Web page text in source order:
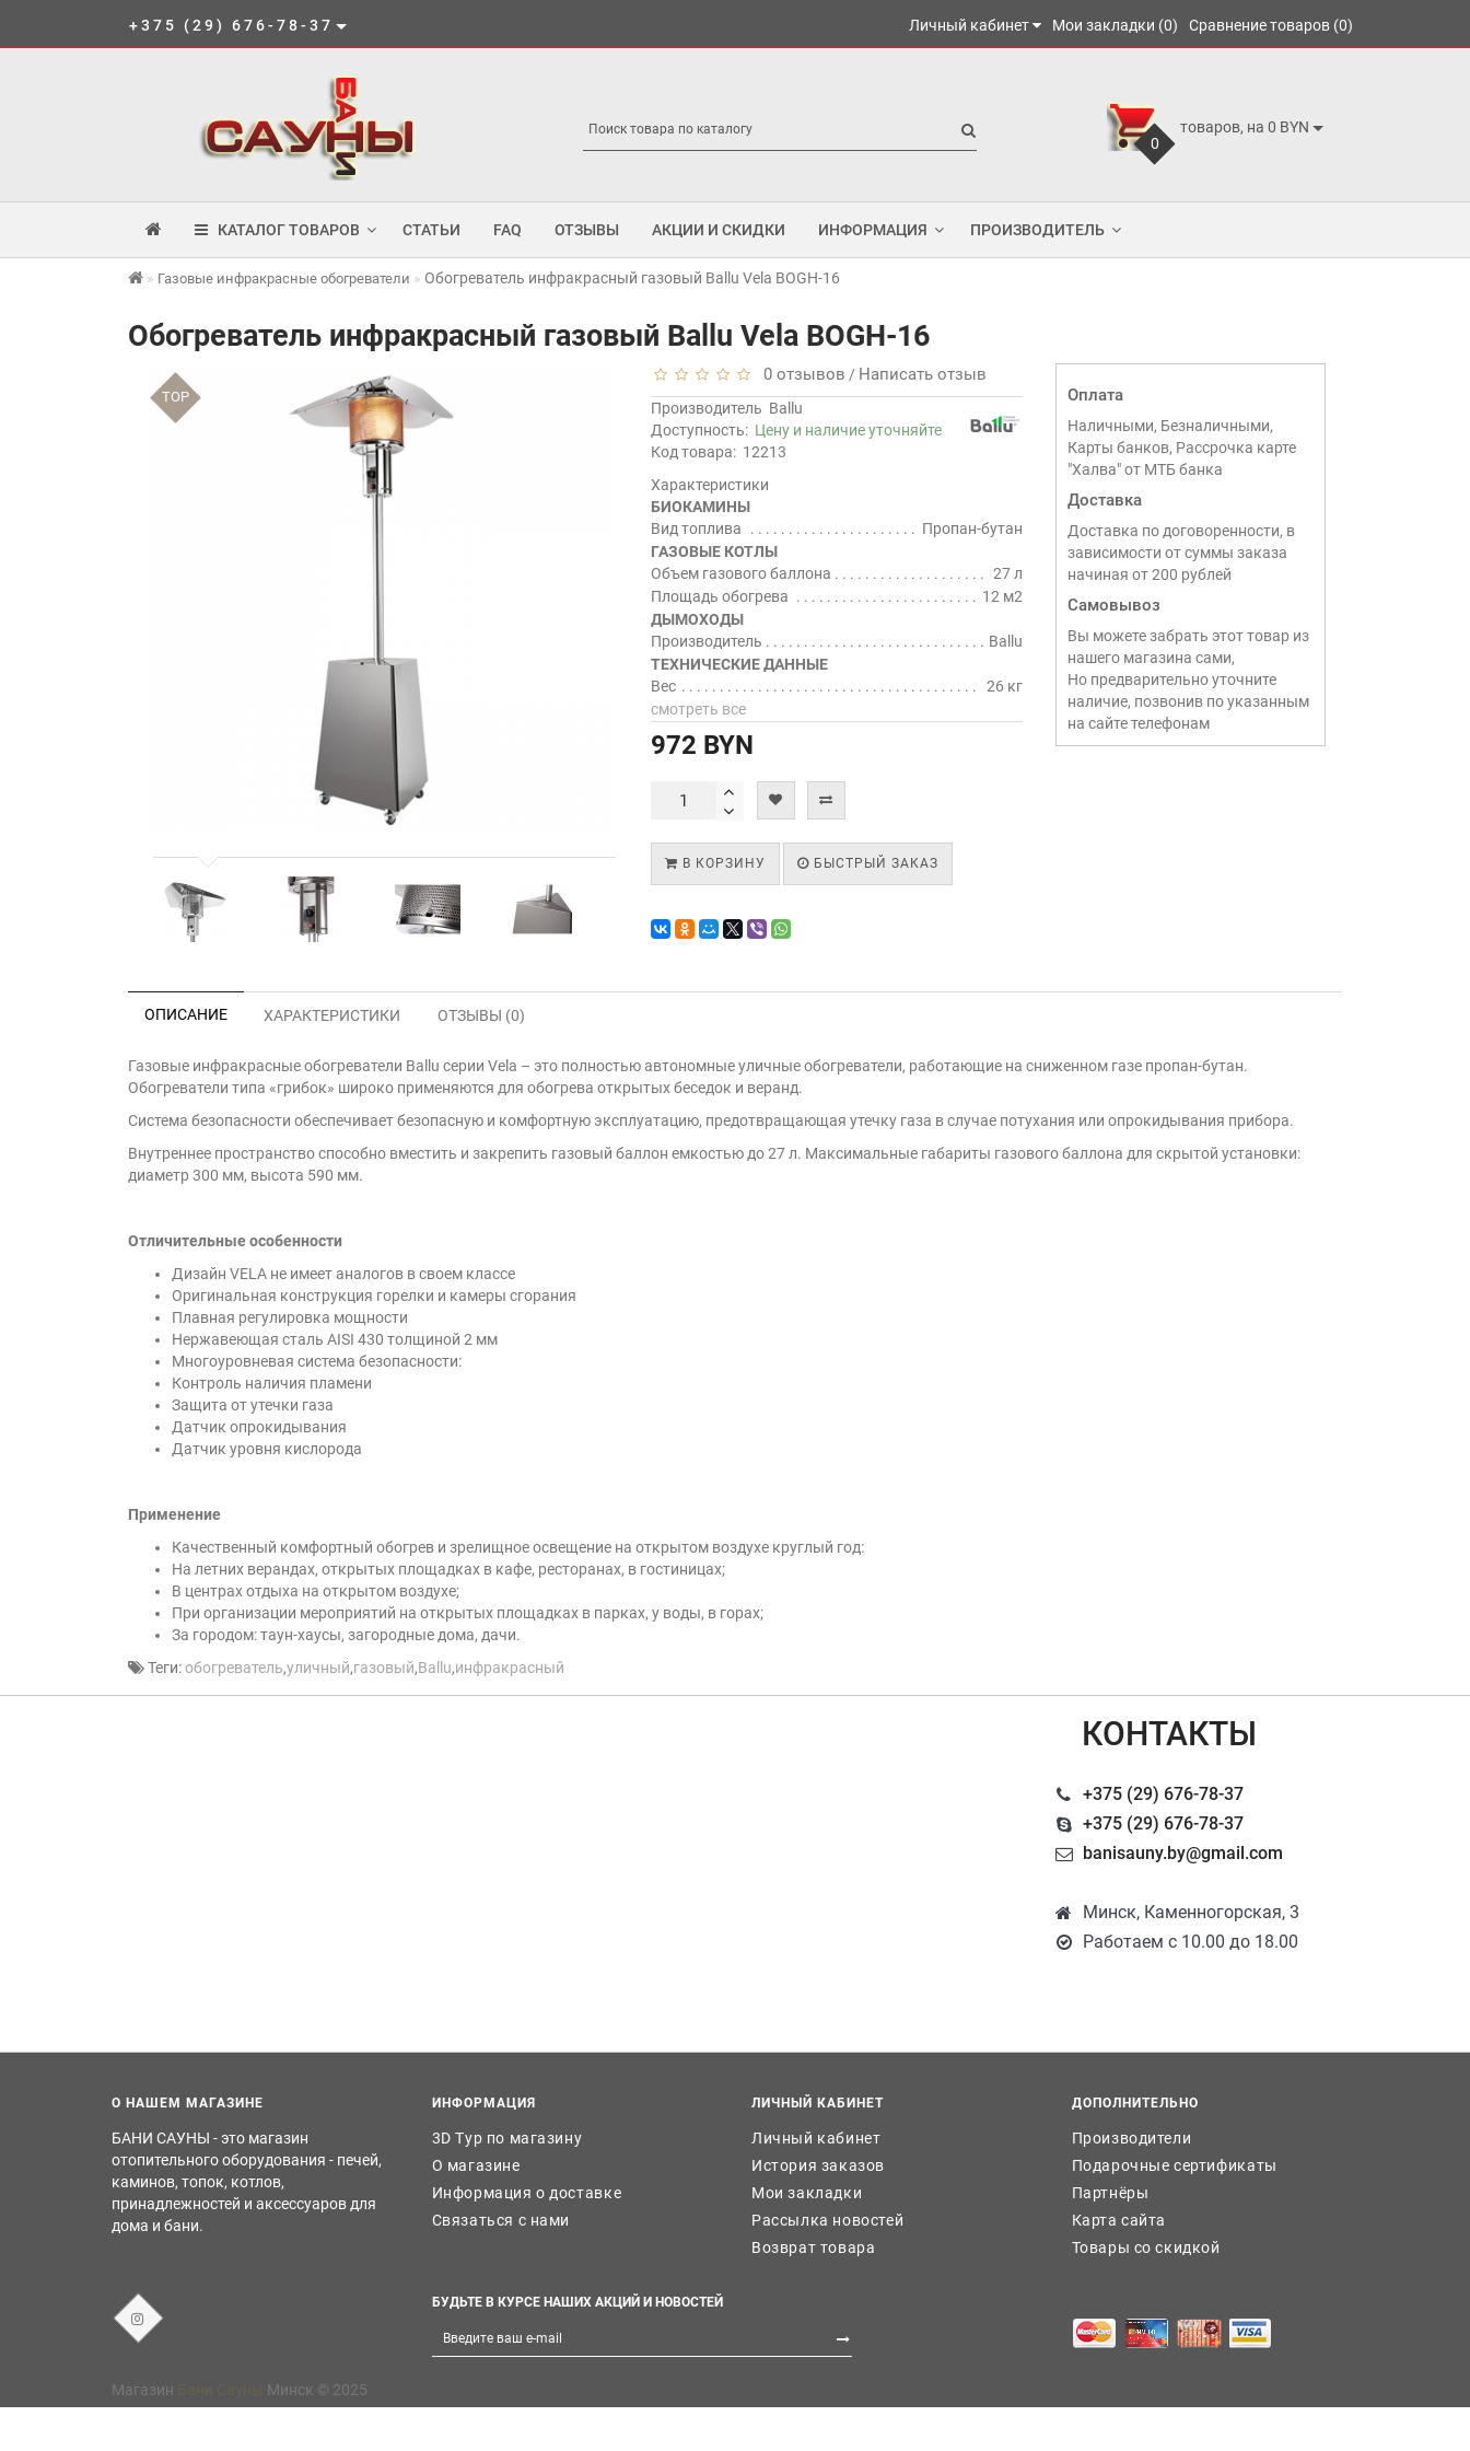
+375 (29) 676-78-37 Личный кабинет Мои закладки (0) Сравнение товаров (0)
0
товаров, на 0 BYN
КАТАЛОГ ТОВАРОВ СТАТЬИ FAQ ОТЗЫВЫ АКЦИИ И СКИДКИ ИНФОРМАЦИЯ ПРОИЗВОДИТЕЛЬ
Газовые инфракрасные обогреватели Обогреватель инфракрасный газовый Ballu Vela BOGH-16
Обогреватель инфракрасный газовый Ballu Vela BOGH-16
TOP
0 отзывов / Написать отзыв
Производитель Ballu
Доступность: Цену и наличие уточняйте
Код товара: 12213
Характеристики
БИОКАМИНЫ
Вид топлива
Пропан-бутан
ГАЗОВЫЕ КОТЛЫ
Объем газового баллона
27 л
Площадь обогрева
12 м2
ДЫМОХОДЫ
Производитель
Ballu
ТЕХНИЧЕСКИЕ ДАННЫЕ
Вес
26 кг
смотреть все
972 BYN
В КОРЗИНУ БЫСТРЫЙ ЗАКАЗ
Оплата
Наличными, Безналичными,
Карты банков, Рассрочка карте
"Халва" от МТБ банка
Доставка
Доставка по договоренности, в
зависимости от суммы заказа
начиная от 200 рублей
Самовывоз
Вы можете забрать этот товар из
нашего магазина сами,
Но предварительно уточните
наличие, позвонив по указанным
на сайте телефонам
ОПИСАНИЕ ХАРАКТЕРИСТИКИ ОТЗЫВЫ (0)
Газовые инфракрасные обогреватели Ballu серии Vela – это полностью автономные уличные обогреватели, работающие на сниженном газе пропан-бутан.
Обогреватели типа «грибок» широко применяются для обогрева открытых беседок и веранд.
Система безопасности обеспечивает безопасную и комфортную эксплуатацию, предотвращающая утечку газа в случае потухания или опрокидывания прибора.
Внутреннее пространство способно вместить и закрепить газовый баллон емкостью до 27 л. Максимальные габариты газового баллона для скрытой установки:
диаметр 300 мм, высота 590 мм.
Отличительные особенности
Дизайн VELA не имеет аналогов в своем классе
Оригинальная конструкция горелки и камеры сгорания
Плавная регулировка мощности
Нержавеющая сталь AISI 430 толщиной 2 мм
Многоуровневая система безопасности:
Контроль наличия пламени
Защита от утечки газа
Датчик опрокидывания
Датчик уровня кислорода
Применение
Качественный комфортный обогрев и зрелищное освещение на открытом воздухе круглый год:
На летних верандах, открытых площадках в кафе, ресторанах, в гостиницах;
В центрах отдыха на открытом воздухе;
При организации мероприятий на открытых площадках в парках, у воды, в горах;
За городом: таун-хаусы, загородные дома, дачи.
Теги:обогреватель,уличный,газовый,Ballu,инфракрасный
КОНТАКТЫ
+375 (29) 676-78-37
+375 (29) 676-78-37
banisauny.by@gmail.com
Минск, Каменногорская, 3
Работаем с 10.00 до 18.00
О НАШЕМ МАГАЗИНЕ
БАНИ САУНЫ - это магазин
отопительного оборудования - печей,
каминов, топок, котлов,
принадлежностей и аксессуаров для
дома и бани.
ИНФОРМАЦИЯ
3D Тур по магазину
О магазине
Информация о доставке
Связаться с нами
ЛИЧНЫЙ КАБИНЕТ
Личный кабинет
История заказов
Мои закладки
Рассылка новостей
Возврат товара
ДОПОЛНИТЕЛЬНО
Производители
Подарочные сертификаты
Партнёры
Карта сайта
Товары со скидкой
БУДЬТЕ В КУРСЕ НАШИХ АКЦИЙ И НОВОСТЕЙ
Магазин Минск © 2025